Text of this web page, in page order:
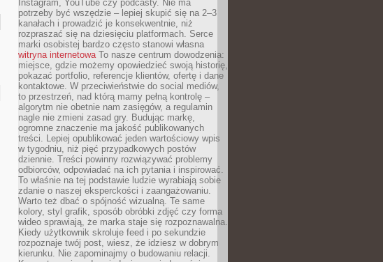
Instagram, YouTube czy podcasty. Nie ma
potrzeby być wszędzie – lepiej skupić się na 2–3
kanałach i prowadzić je konsekwentnie, niż
rozpraszać się na dziesięciu platformach. Serce
marki osobistej bardzo często stanowi własna
witryna internetowaTo nasze centrum dowodzenia:
miejsce, gdzie możemy opowiedzieć swoją historię,
pokazać portfolio, referencje klientów, ofertę i dane
kontaktowe. W przeciwieństwie do social mediów,
to przestrzeń, nad którą mamy pełną kontrolę –
algorytm nie obetnie nam zasięgów, a regulamin
nagle nie zmieni zasad gry. Budując markę,
ogromne znaczenie ma jakość publikowanych
treści. Lepiej opublikować jeden wartościowy wpis
w tygodniu, niż pięć przypadkowych postów
dziennie. Treści powinny rozwiązywać problemy
odbiorców, odpowiadać na ich pytania i inspirować.
To właśnie na tej podstawie ludzie wyrabiają sobie
zdanie o naszej eksperckości i zaangażowaniu.
Warto też dbać o spójność wizualną. Te same
kolory, styl grafik, sposób obróbki zdjęć czy forma
wideo sprawiają, że marka staje się rozpoznawalna.
Kiedy użytkownik skroluje feed i po sekundzie
rozpoznaje twój post, wiesz, że idziesz w dobrym
kierunku. Nie zapominajmy o budowaniu relacji.